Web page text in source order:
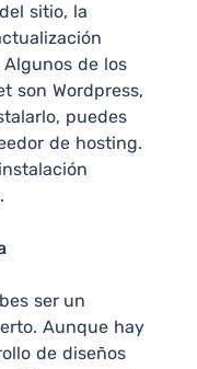
sitio, la
de los
son Wordpress,
puedes
de hosting.
ser un
Aunque hay
de diseños